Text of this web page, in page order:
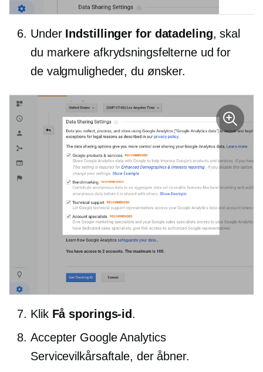
Under Indstillinger for datadeling, skal
du markere afkrydsningsfelterne ud for
de valgmuligheder, du ønsker.
Klik Få sporings-id.
Accepter Google Analytics
Servicevilkårsaftale, der åbner.